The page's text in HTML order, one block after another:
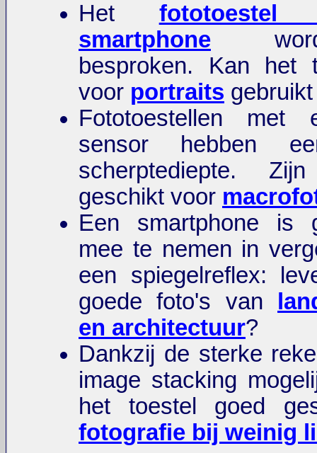
Het
smartphone
besproken. Kan het
voor portraits
Fototoestellen met
sensor hebben
scherptediepte.
geschikt voor
Een smartphone is
mee te nemen in
een spiegelreflex:
goede foto's van
en architectuur?
Dankzij de sterke
image stacking
het toestel goed
fotografie bij weinig